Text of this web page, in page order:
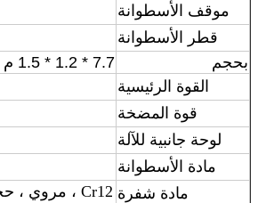
موقف الأسطوانة
قطر الأسطوانة
بحجم
7.7 * 1.2 * 1.5 م
القوة الرئيسية
قوة المضخة
لوحة جانبية للآلة
مادة الأسطوانة
مادة شفرة